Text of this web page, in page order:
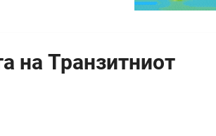
на Транзитниот